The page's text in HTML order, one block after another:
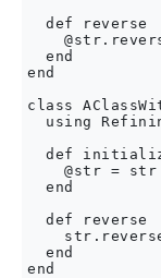
  def reverse
  end
end
class
using
def
    @str = str
  end
  def reverse
  end
end